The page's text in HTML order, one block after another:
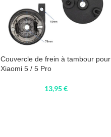
Couvercle de frein à tambour pour
Xiaomi 5 / 5 Pro
13,95€